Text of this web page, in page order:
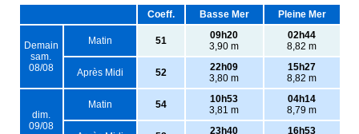
Coeff. Basse Mer Pleine Mer
Demain
sam.
08/08
Matin 51
09h20
3,90 m
02h44
8,82 m
Après Midi 52
22h09
3,80 m
15h27
8,82 m
dim.
09/08
Matin 54
10h53
3,81 m
04h14
8,79 m
23h40
16h53